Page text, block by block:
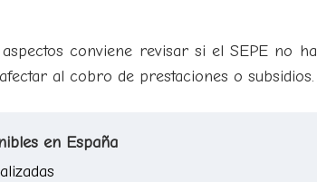
conviene revisar si el SEPE no ha
al cobro de prestaciones o subsidios.
en España